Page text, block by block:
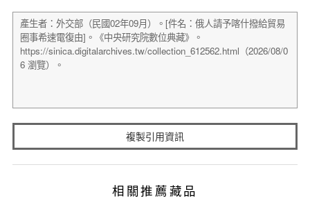
複製引用資訊
相關推薦藏品